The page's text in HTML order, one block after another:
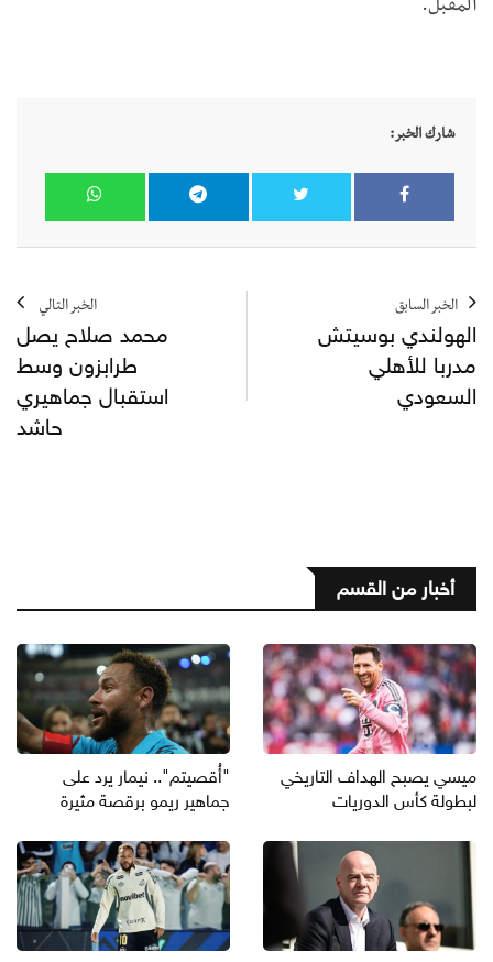
المقبل.
شارك الخبر:
الخبر السابق
الهولندي بوسيتش
مدربا للأهلي
السعودي
الخبر التالي
محمد صلاح يصل
طرابزون وسط
استقبال جماهيري
حاشد
أخبار من القسم
ميسي يصبح الهداف التاريخي
لبطولة كأس الدوريات
"أُقصيتم".. نيمار يرد على
جماهير ريمو برقصة مثيرة